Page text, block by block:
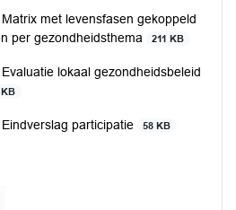
met levensfasen gekoppeld
per gezondheidsthema
211 KB
lokaal gezondheidsbeleid
KB
participatie 58 KB